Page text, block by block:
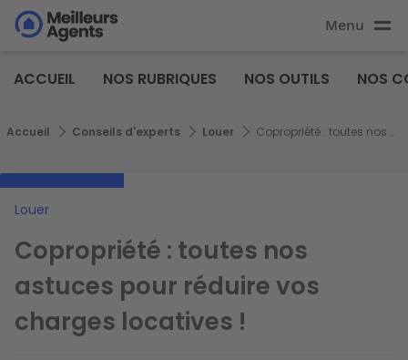
Aller
au
principal
Aller au
principal
Menu
Agents
ACCUEIL NOS RUBRIQUES NOS OUTILS NOS
Fil d'Ariane
Accueil Conseils d'experts Louer Copropriété : toutes nos astuces pour réduire vos charges locatives !
Louer
Copropriété : toutes nos
astuces pour réduire vos
charges locatives !